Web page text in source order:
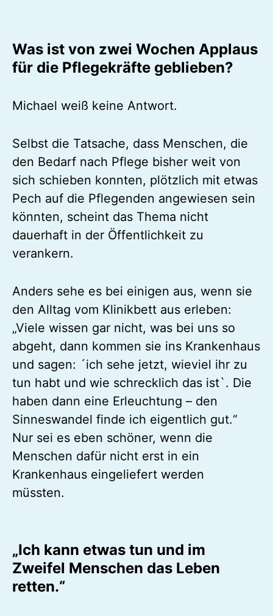
Was ist von zwei Wochen Applaus
für die Pflegekräfte geblieben?
Michael weiß keine Antwort.
Selbst die Tatsache, dass Menschen, die
den Bedarf nach Pflege bisher weit von
sich schieben konnten, plötzlich mit etwas
Pech auf die Pflegenden angewiesen sein
könnten, scheint das Thema nicht
dauerhaft in der Öffentlichkeit zu
verankern.
Anders sehe es bei einigen aus, wenn sie
den Alltag vom Klinikbett aus erleben:
„Viele wissen gar nicht, was bei uns so
abgeht, dann kommen sie ins Krankenhaus
und sagen: ´ich sehe jetzt, wieviel ihr zu
tun habt und wie schrecklich das ist`. Die
haben dann eine Erleuchtung – den
Sinneswandel finde ich eigentlich gut.“
Nur sei es eben schöner, wenn die
Menschen dafür nicht erst in ein
Krankenhaus eingeliefert werden
müssten.
„Ich kann etwas tun und im
Zweifel Menschen das Leben
retten.“